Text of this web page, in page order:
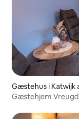
Gæstehus i Katwijk
Gæstehjem Vreugd